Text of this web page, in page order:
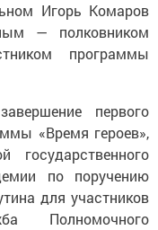
Игорь Комаров
— полковником
программы
первого
«Время героев»,
государственного
по поручению
для участников
Полномочного